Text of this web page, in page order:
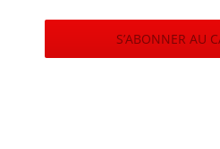
S’ABONNER AU